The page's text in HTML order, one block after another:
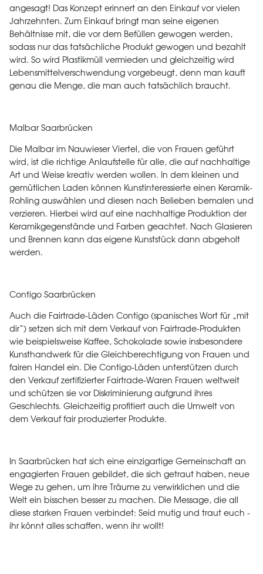
angesagt! Das Konzept erinnert an den Einkauf vor vielen
Jahrzehnten. Zum Einkauf bringt man seine eigenen
Behältnisse mit, die vor dem Befüllen gewogen werden,
sodass nur das tatsächliche Produkt gewogen und bezahlt
wird. So wird Plastikmüll vermieden und gleichzeitig wird
Lebensmittelverschwendung vorgebeugt, denn man kauft
genau die Menge, die man auch tatsächlich braucht.
Malbar Saarbrücken
Die Malbar im Nauwieser Viertel, die von Frauen geführt
wird, ist die richtige Anlaufstelle für alle, die auf nachhaltige
Art und Weise kreativ werden wollen. In dem kleinen und
gemütlichen Laden können Kunstinteressierte einen Keramik-
Rohling auswählen und diesen nach Belieben bemalen und
verzieren. Hierbei wird auf eine nachhaltige Produktion der
Keramikgegenstände und Farben geachtet. Nach Glasieren
und Brennen kann das eigene Kunststück dann abgeholt
werden.
Contigo Saarbrücken
Auch die Fairtrade-Läden Contigo (spanisches Wort für „mit
dir“) setzen sich mit dem Verkauf von Fairtrade-Produkten
wie beispielsweise Kaffee, Schokolade sowie insbesondere
Kunsthandwerk für die Gleichberechtigung von Frauen und
fairen Handel ein. Die Contigo-Läden unterstützen durch
den Verkauf zertifizierter Fairtrade-Waren Frauen weltweit
und schützen sie vor Diskriminierung aufgrund ihres
Geschlechts. Gleichzeitig profitiert auch die Umwelt von
dem Verkauf fair produzierter Produkte.
In Saarbrücken hat sich eine einzigartige Gemeinschaft an
engagierten Frauen gebildet, die sich getraut haben, neue
Wege zu gehen, um ihre Träume zu verwirklichen und die
Welt ein bisschen besser zu machen. Die Message, die all
diese starken Frauen verbindet: Seid mutig und traut euch -
ihr könnt alles schaffen, wenn ihr wollt!